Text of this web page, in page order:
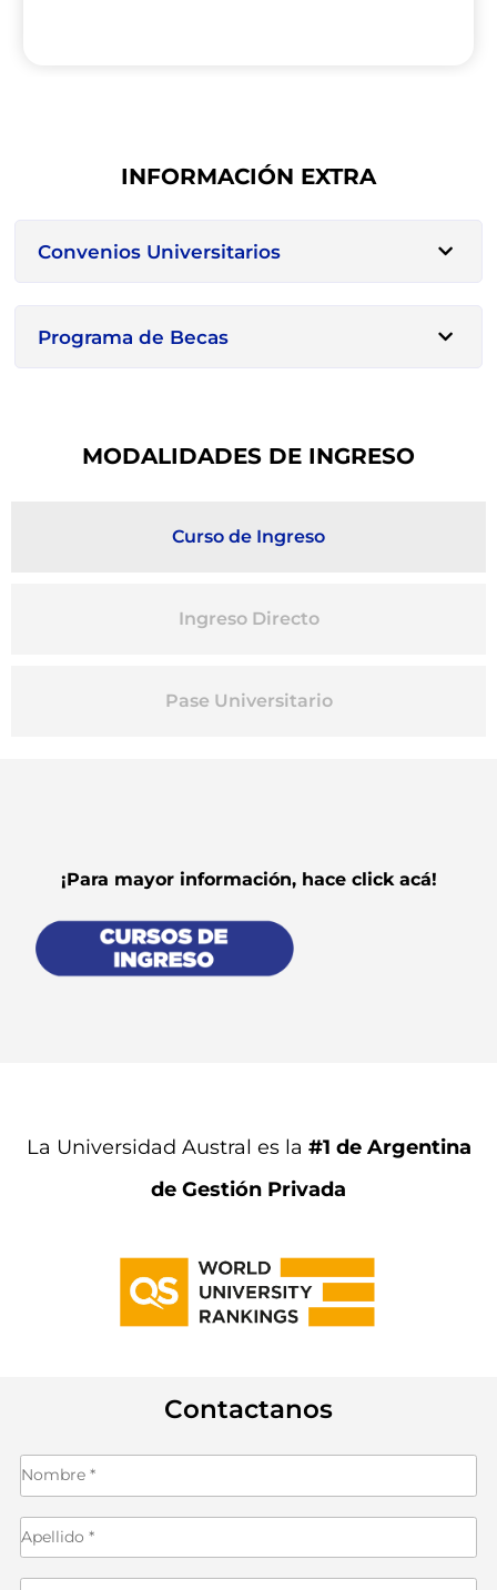
INFORMACIÓN EXTRA
Convenios Universitarios
Programa de Becas
MODALIDADES DE INGRESO
Curso de Ingreso
Ingreso Directo
Pase Universitario
¡Para mayor información, hace click acá!
La Universidad Austral es la #1 de Argentina
de Gestión Privada